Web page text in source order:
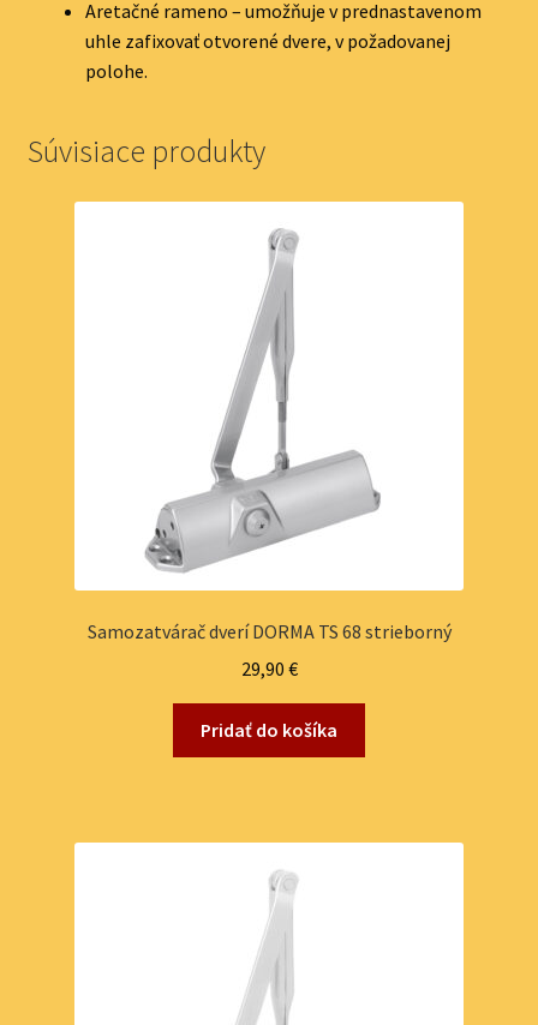
Aretačné rameno – umožňuje v prednastavenom
uhle zafixovať otvorené dvere, v požadovanej
polohe.
Súvisiace produkty
Samozatvárač dverí DORMA TS 68 strieborný
29,90 €
Pridať do košíka